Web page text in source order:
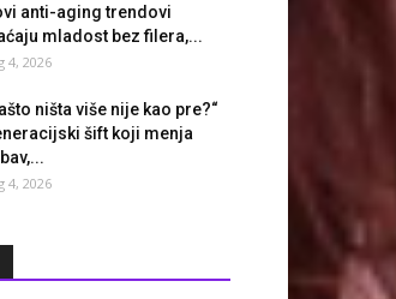
anti-aging trendovi
mladost bez filera,...
4, 2026
ništa više nije kao pre?“
šift koji menja
4, 2026